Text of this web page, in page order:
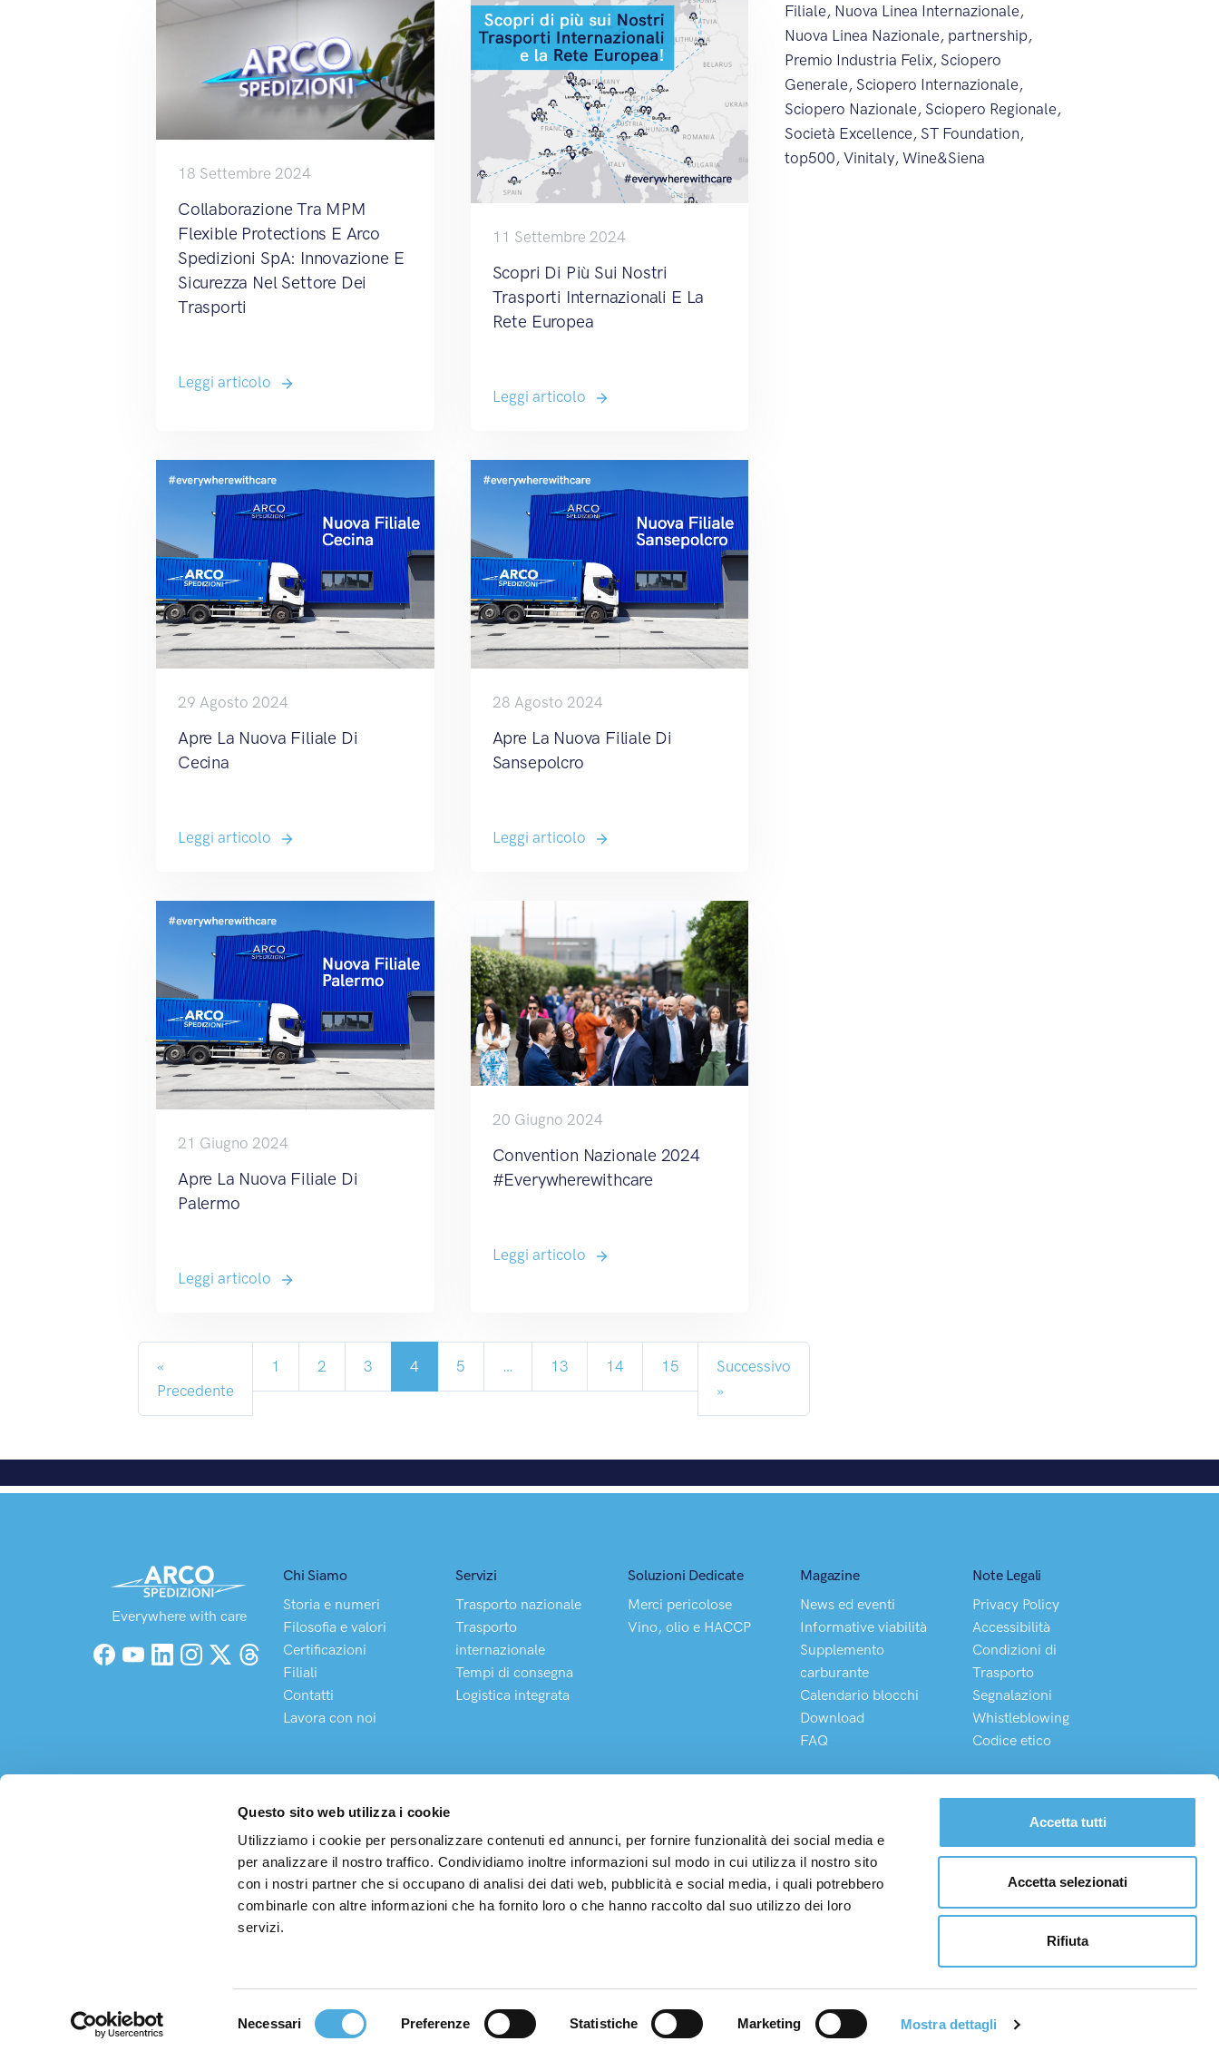
Questo sito web utilizza i cookie
Utilizziamo i cookie per personalizzare contenuti ed annunci, per fornire funzionalità dei social media e
per analizzare il nostro traffico. Condividiamo inoltre informazioni sul modo in cui utilizza il nostro sito
con i nostri partner che si occupano di analisi dei dati web, pubblicità e social media, i quali potrebbero
combinarle con altre informazioni che ha fornito loro o che hanno raccolto dal suo utilizzo dei loro
servizi.
Necessari Preferenze Statistiche Marketing Mostra dettagli
Accetta tutti
Accetta selezionati
Rifiuta
18 Settembre 2024
Collaborazione Tra MPM
Flexible Protections E Arco
Spedizioni SpA: Innovazione E
Sicurezza Nel Settore Dei
Trasporti
Leggi articolo
11 Settembre 2024
Scopri Di Più Sui Nostri
Trasporti Internazionali E La
Rete Europea
Leggi articolo
29 Agosto 2024
Apre La Nuova Filiale Di
Cecina
Leggi articolo
28 Agosto 2024
Apre La Nuova Filiale Di
Sansepolcro
Leggi articolo
21 Giugno 2024
Apre La Nuova Filiale Di
Palermo
Leggi articolo
20 Giugno 2024
Convention Nazionale 2024
#everywherewithcare
Leggi articolo
«
Precedente
1 2 3 4 5 … 13 14 15
Successivo
»
Filiale, Nuova Linea Internazionale,
Nuova Linea Nazionale, partnership,
Premio Industria Felix, Sciopero
Generale, Sciopero Internazionale,
Sciopero Nazionale, Sciopero Regionale,
Società Excellence, ST Foundation,
top500,Vinitaly,Wine&Siena
Everywhere with care
Facebook
YouTubeLinkedInInstagramX (Twitter)
Threads
Chi Siamo
Storia e numeri
Filosofia e valori
Certificazioni
Filiali
Contatti
Lavora con noi
Servizi
Trasporto nazionale
Trasporto
internazionale
Tempi di consegna
Logistica integrata
Soluzioni Dedicate
Merci pericolose
Vino, olio e HACCP
Magazine
News ed eventi
Informative viabilità
Supplemento
carburante
Calendario blocchi
Download
FAQ
Note Legali
Privacy Policy
Accessibilità
Condizioni di
Trasporto
Segnalazioni
Whistleblowing
Codice etico
Arco Spedizioni S.p.A
Sede Legale e Operativa: Via Buonarroti, 203 – 20900 Monza (MB) P.I. 08975100150
Realizzazione siti web Purelab